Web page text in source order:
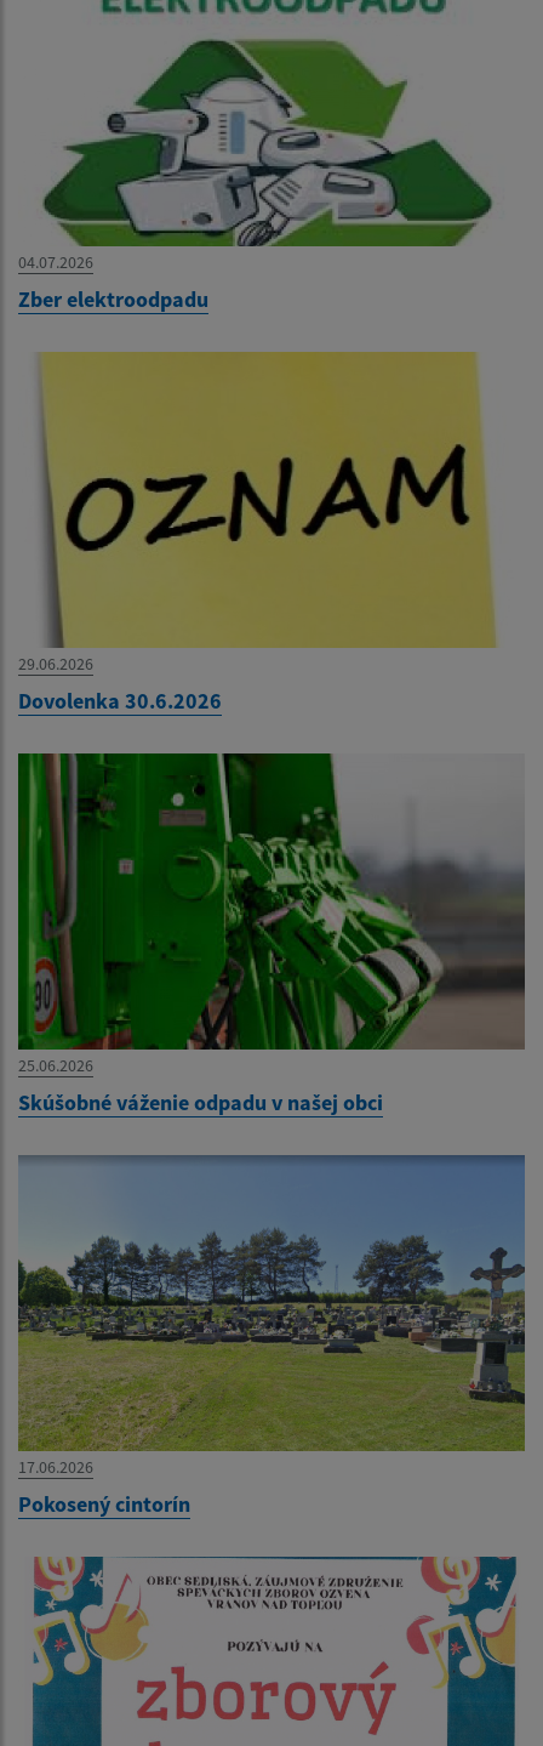
04.07.2026
Zber elektroodpadu
29.06.2026
Dovolenka 30.6.2026
25.06.2026
Skúšobné váženie odpadu v našej obci
17.06.2026
Pokosený cintorín